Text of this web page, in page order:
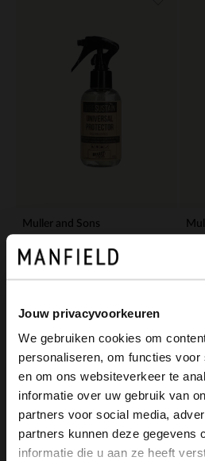
Jouw privacyvoorkeuren
We gebruiken cookies om
personaliseren, om functies voor
en om ons websiteverkeer te
informatie over uw gebruik van
partners voor social media,
partners kunnen deze gegevens
informatie die u aan ze heeft
Muller and Sons
16.99
View this website
It looks like your language
you like to switch to English?